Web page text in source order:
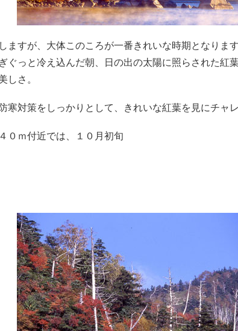
ますが、大体このころが一番きれいな時期となりま
ぐっと冷え込んだ朝、日の出の太陽に照らされた紅
しさ。
寒対策をしっかりとして、きれいな紅葉を見にチャ
０ｍ付近では、１０月初旬